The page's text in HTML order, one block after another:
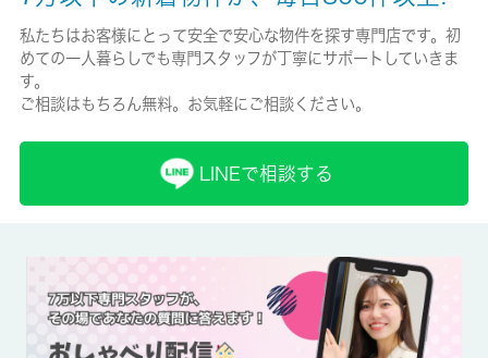
賃貸区分/契約期間
一般/2年
取引形態
仲介
備考
るのもポイント。収納はクロゼット・シューズボックスなどが備
え付けられているので、衣類や日用品の収納に重宝します。引っ
越し先が足立区へと決まったら、住まい探しを始めましょう。
城南コミュニティでは、お客様の住まい探しをお手伝いしており
ます。※１年未満での解約は賃料１ヵ月分の違約金あり。※室
私たちはお客様にとって安全で安心な物件を探す専門店です。初
めての一人暮らしでも専門スタッフが丁寧にサポートしていきま
す。
ご相談はもちろん無料。お気軽にご相談ください。
LINEで相談する